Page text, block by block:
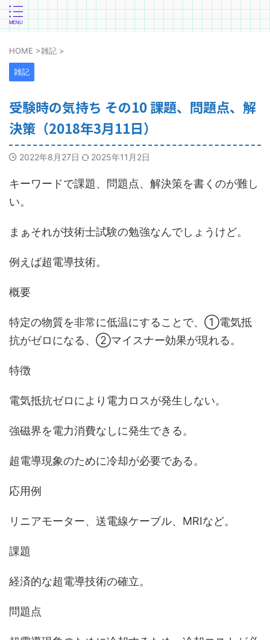
HOME >雑記 >
雑記
受験時の気持ち その10 課題、問題点、解
決策（2018年3月11日）
2022年8月27日 2025年11月2日
キーワードで課題、問題点、解決策を書くのが難し
い。
まぁそれが技術士試験の勉強なんでしょうけど。
例えば超電導技術。
概要
特定の物質を非常に低温にすることで、①電気抵
抗がゼロになる、②マイスナー効果が現れる。
特徴
電気抵抗ゼロにより電力ロスが発生しない。
強磁界を電力消費なしに発生できる。
超電導現象のために冷却が必要である。
応用例
リニアモーター、送電線ケーブル、MRIなど。
課題
経済的な超電導技術の確立。
問題点